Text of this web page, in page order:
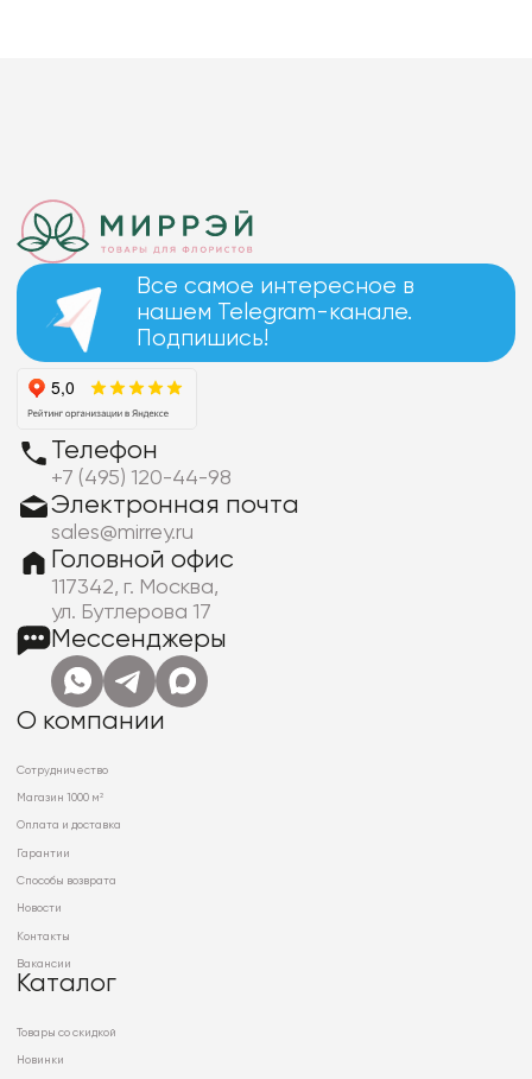
Все самое интересное в
нашем Telegram-канале.
Подпишись!
Телефон
+7 (495) 120-44-98
Электронная почта
sales@mirrey.ru
Головной офис
117342, г. Москва,
ул. Бутлерова 17
Мессенджеры
О компании
Сотрудничество
Магазин 1000 м²
Оплата и доставка
Гарантии
Способы возврата
Новости
Контакты
Вакансии
Каталог
Товары со скидкой
Новинки